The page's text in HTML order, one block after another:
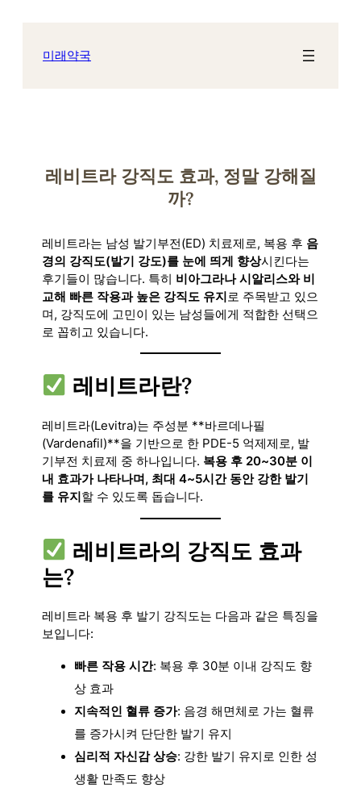
미래약국
레비트라 강직도 효과, 정말 강해질
까?
레비트라는 남성 발기부전(ED) 치료제로, 복용 후 음
경의 강직도(발기 강도)를 눈에 띄게 향상시킨다는
후기들이 많습니다. 특히 비아그라나 시알리스와 비
교해 빠른 작용과 높은 강직도 유지 로 주목받고 있으
며, 강직도에 고민이 있는 남성들에게 적합한 선택으
로 꼽히고 있습니다.
레비트라란?
레비트라(Levitra)는 주성분 **바르데나필
(Vardenafil)**을 기반으로 한 PDE-5 억제제로, 발
기부전 치료제 중 하나입니다. 복용 후 20~30분 이
내 효과가 나타나며, 최대 4~5시간 동안 강한 발기
를 유지할 수 있도록 돕습니다.
레비트라의 강직도 효과
는?
레비트라 복용 후 발기 강직도는 다음과 같은 특징을
보입니다:
빠른 작용 시간: 복용 후 30분 이내 강직도 향
상 효과
지속적인 혈류 증가: 음경 해면체로 가는 혈류
를 증가시켜 단단한 발기 유지
심리적 자신감 상승: 강한 발기 유지로 인한 성
생활 만족도 향상